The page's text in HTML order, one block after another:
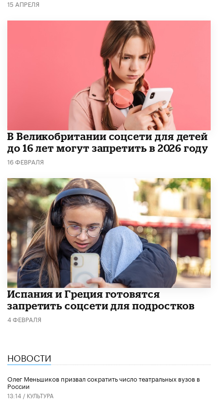
15 АПРЕЛЯ
В Великобритании соцсети для детей
до 16 лет могут запретить в 2026 году
16 ФЕВРАЛЯ
Испания и Греция готовятся
запретить соцсети для подростков
4 ФЕВРАЛЯ
НОВОСТИ
Олег Меньшиков призвал сократить число театральных вузов в
России
13:14 / КУЛЬТУРА